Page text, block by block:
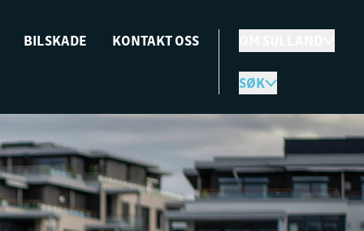
BILSKADE KONTAKT OSS
SØK